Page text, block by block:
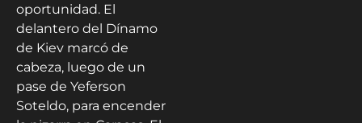
oportunidad. El
delantero del Dínamo
de Kiev marcó de
cabeza, luego de un
pase de Yeferson
Soteldo, para encender